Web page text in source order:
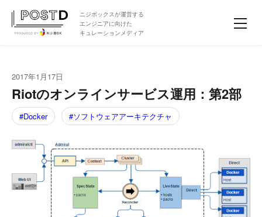
ニジボックスが運営する
エンジニアに向けた
キュレーションメディア
2017年1月17日
Riotのオンラインサービス運用：第2部
Docker ソフトウェアアーキテクチャ